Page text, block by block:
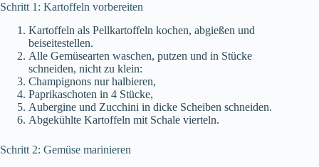
Schritt 1: Kartoffeln vorbereiten
Kartoffeln als Pellkartoffeln kochen, abgießen und
beiseitestellen.
Alle Gemüsearten waschen, putzen und in Stücke
schneiden, nicht zu klein:
Champignons nur halbieren,
Paprikaschoten in 4 Stücke,
Aubergine und Zucchini in dicke Scheiben schneiden.
Abgekühlte Kartoffeln mit Schale vierteln.
Schritt 2: Gemüse marinieren